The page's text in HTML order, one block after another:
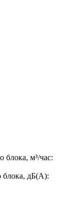
блока, м³/час:
дБ(А):